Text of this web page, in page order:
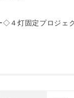
４灯固定プロジェ